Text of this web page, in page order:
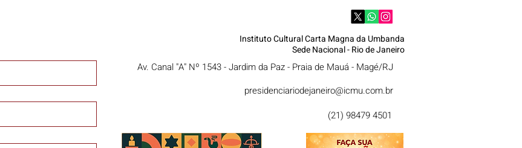
Instituto Cultural Carta Magna da Umbanda
Sede Nacional - Rio de Janeiro
Av. Canal "A" Nº 1543 - Jardim da Paz - Praia de Mauá - Magé/RJ
presidenciariodejaneiro@icmu.com.br
(21) 98479 4501